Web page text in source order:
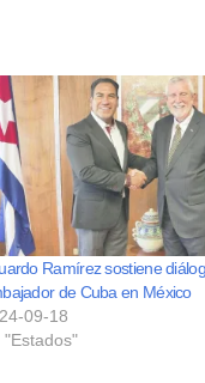
Ramírez sostiene
de Cuba en México
09-18
"Estados"